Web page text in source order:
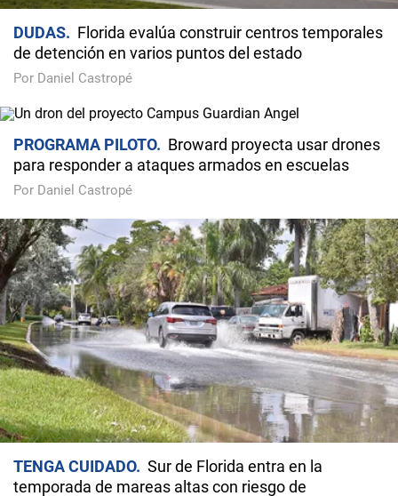
DUDAS
Florida evalúa construir centros temporales
de detención en varios puntos del estado
Por Daniel Castropé
PROGRAMA PILOTO
Broward proyecta usar drones
para responder a ataques armados en escuelas
Por Daniel Castropé
TENGA CUIDADO
Sur de Florida entra en la
temporada de mareas altas con riesgo de